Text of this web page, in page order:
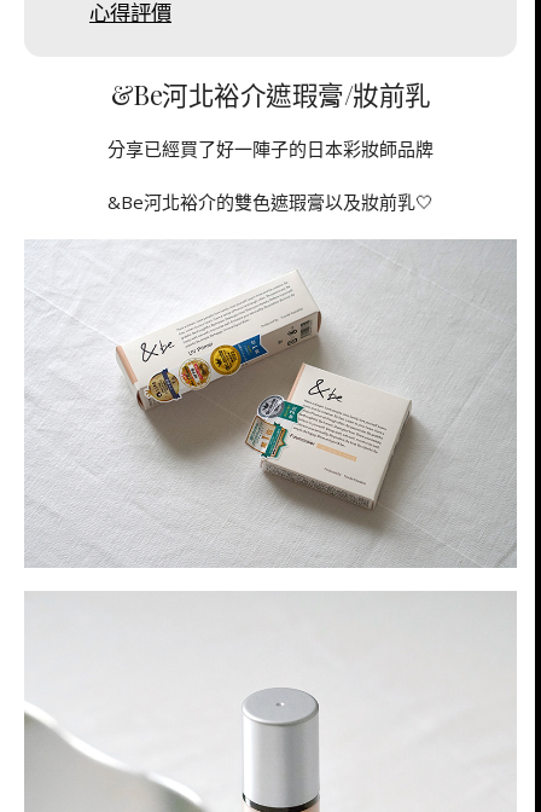
心得評價
&Be河北裕介遮瑕膏/妝前乳
分享已經買了好一陣子的日本彩妝師品牌
&Be河北裕介的雙色遮瑕膏以及妝前乳🤍